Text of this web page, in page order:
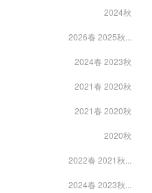
2024秋
2026春 2025秋...
2024春 2023秋
2021春 2020秋
2021春 2020秋
2020秋
2022春 2021秋...
2024春 2023秋...